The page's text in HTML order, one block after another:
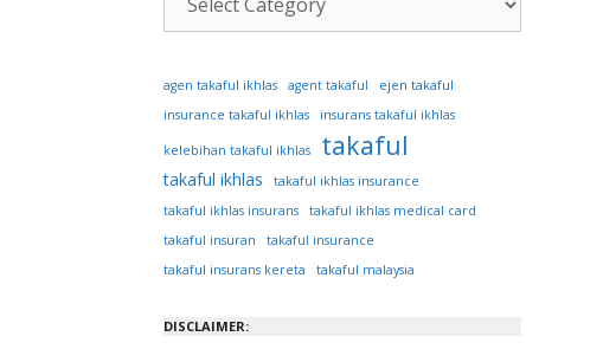
Artikel
agen takaful ikhlas agent takaful ejen takaful
insurance takaful ikhlas insurans takaful ikhlas
kelebihan takaful ikhlas takaful
takaful ikhlas
takaful ikhlas insurance
takaful ikhlas insurans
takaful ikhlas medical card
takaful insuran
takaful insurance
takaful insurans kereta
takaful malaysia
DISCLAIMER: